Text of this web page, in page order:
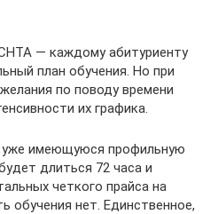
— каждому абитуриенту
план обучения. Но при
по поводу времени
их графика.
имеющуюся профильную
длиться 72 часа и
четкого прайса на
обучения нет. Единственное,